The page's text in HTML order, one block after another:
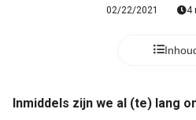
02/22/2021 4
Inmiddels zijn we al (te) lang